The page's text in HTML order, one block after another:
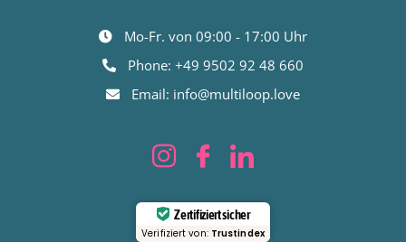
Mo-Fr. von 09:00 - 17:00 Uhr
Phone: +49 9502 92 48 660
Email: info@multiloop.love
Zertifiziert sicher
Verifiziert von: Trustindex